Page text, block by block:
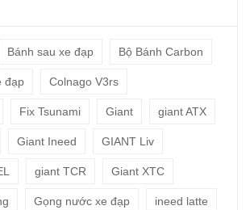
Bánh sau xe đạp Bộ Bánh Carbon
đạp Colnago V3rs
Fix Tsunami Giant giant ATX
Giant Ineed GIANT Liv
giant TCR Giant XTC
Gọng nước xe đạp ineed latte